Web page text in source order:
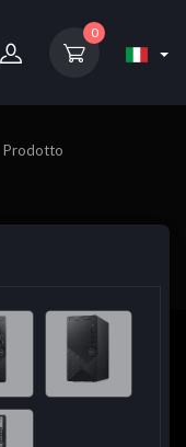
0
Prodotto